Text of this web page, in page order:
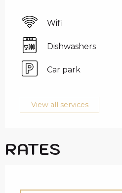
Wifi
Dishwashers
Car park
View all services
RATES